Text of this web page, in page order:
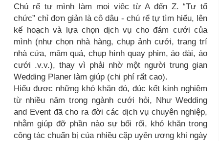
Chú rể tự mình làm mọi việc từ A đến Z. “Tự tổ
chức” chỉ đơn giản là cô dâu - chú rể tự tìm hiểu, lên
kế hoạch và lựa chọn dịch vụ cho đám cưới của
mình (như chọn nhà hàng, chụp ảnh cưới, trang trí
nhà cửa, mâm quả, chụp hình quay phim, áo dài, áo
cưới .v.v.), thay vì phải nhờ một người trung gian
Wedding Planer làm giúp (chi phí rất cao).
Hiểu được những khó khăn đó, đúc kết kinh nghiệm
từ nhiều năm trong ngành cưới hỏi, Như Wedding
and Event đã cho ra đời các dịch vụ chuyên nghiệp,
nhằm giúp đỡ phần nào sự bối rối, khó khăn trong
công tác chuẩn bị của nhiều cặp uyên ương khi ngày